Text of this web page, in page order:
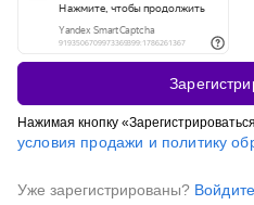
Нажимая кнопку
условия продажи и политику
Уже зарегистрированы?